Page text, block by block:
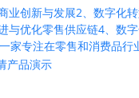
业创新与发展2、数字化
与优化零售供应链4、数
家专注在零售和消费品行